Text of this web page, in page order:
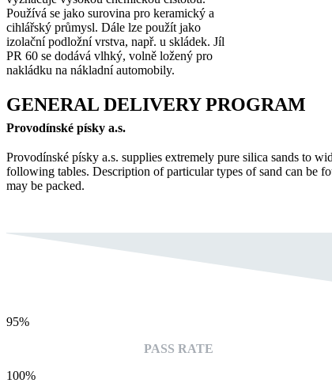
Používá se jako surovina pro keramický a
cihlářský průmysl. Dále lze použít jako
izolační podložní vrstva, např. u skládek. Jíl
PR 60 se dodává vlhký, volně ložený pro
nakládku na nákladní automobily.
GENERAL DELIVERY PROGRAM
Provodínské písky a.s.
Provodínské písky a.s. supplies extremely pure silica sands to
following tables. Description of particular types of sand can be
may be packed.
95%
PASS RATE
100%